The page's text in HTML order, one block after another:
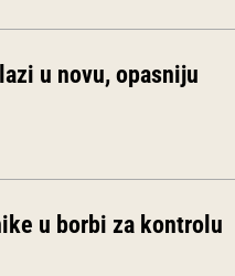
u novu, opasniju
u borbi za kontrolu